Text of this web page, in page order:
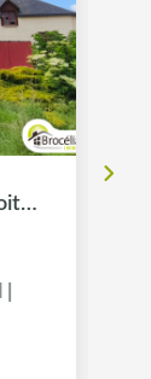
Longère à rénover avec ancienne exploitation agricole